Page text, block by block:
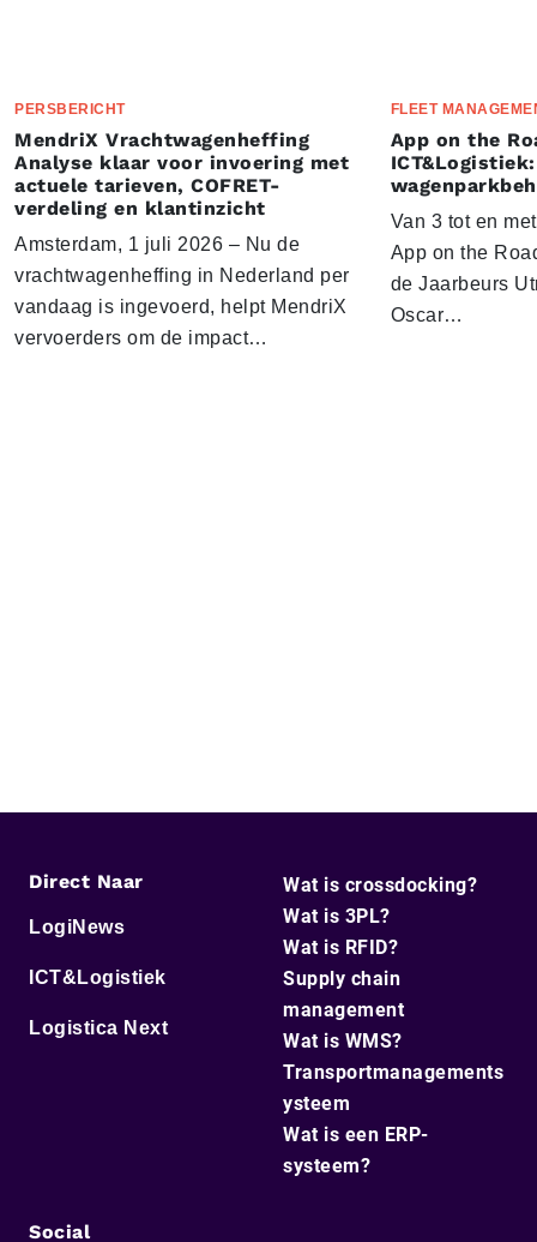
PERSBERICHT
MendriX Vrachtwagenheffing
Analyse klaar voor invoering met
actuele tarieven, COFRET-
verdeling en klantinzicht
Amsterdam, 1 juli 2026 – Nu de
vrachtwagenheffing in Nederland per
vandaag is ingevoerd, helpt MendriX
vervoerders om de impact…
FLEET
App on the
Van 3 tot en
App on the
de Jaarbeurs
Oscar…
Direct Naar
LogiNews
ICT&Logistiek
Logistica Next
Wat is crossdocking?
Wat is 3PL?
Wat is RFID?
Supply chain
management
Wat is WMS?
Transportmanagements
ysteem
Wat is een ERP-
systeem?
Social